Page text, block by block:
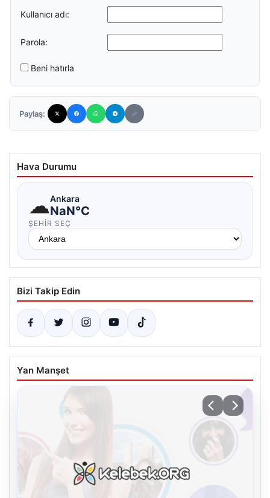
Kullanıcı adı:
Parola:
Beni hatırla
Paylaş:
Hava Durumu
☁Ankara
NaN°C
ŞEHIR SEÇ
Bizi Takip Edin
Yan Manşet